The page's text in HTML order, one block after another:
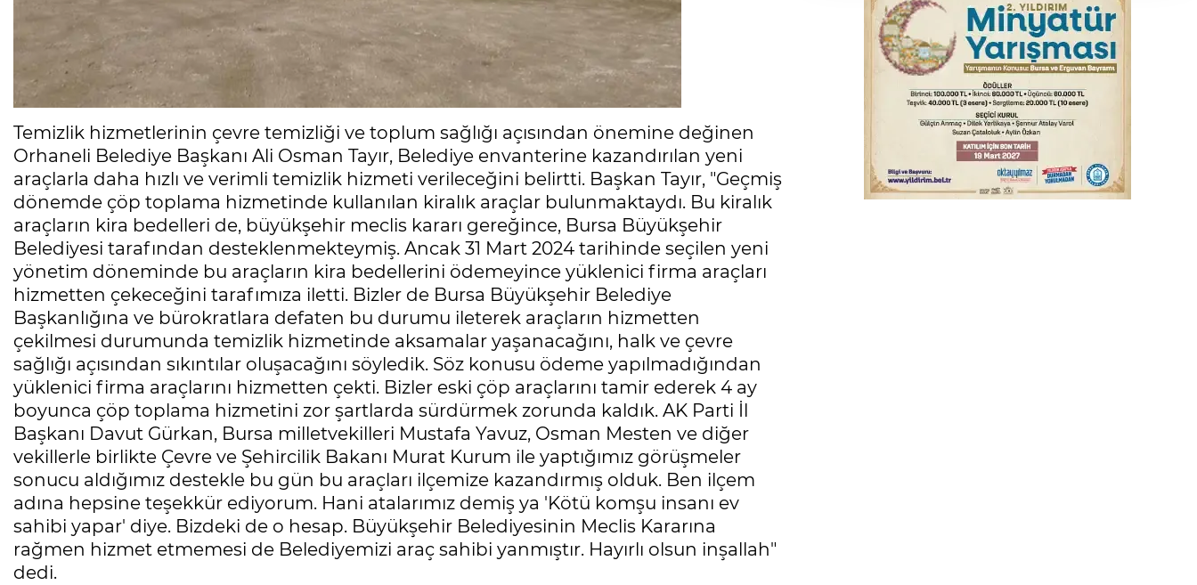
Temizlik hizmetlerinin çevre temizliği ve toplum sağlığı açısından önemine değinen
Orhaneli Belediye Başkanı Ali Osman Tayır, Belediye envanterine kazandırılan yeni
araçlarla daha hızlı ve verimli temizlik hizmeti verileceğini belirtti. Başkan Tayır, "Geçmiş
dönemde çöp toplama hizmetinde kullanılan kiralık araçlar bulunmaktaydı. Bu kiralık
araçların kira bedelleri de, büyükşehir meclis kararı gereğince, Bursa Büyükşehir
Belediyesi tarafından desteklenmekteymiş. Ancak 31 Mart 2024 tarihinde seçilen yeni
yönetim döneminde bu araçların kira bedellerini ödemeyince yüklenici firma araçları
hizmetten çekeceğini tarafımıza iletti. Bizler de Bursa Büyükşehir Belediye
Başkanlığına ve bürokratlara defaten bu durumu ileterek araçların hizmetten
çekilmesi durumunda temizlik hizmetinde aksamalar yaşanacağını, halk ve çevre
sağlığı açısından sıkıntılar oluşacağını söyledik. Söz konusu ödeme yapılmadığından
yüklenici firma araçlarını hizmetten çekti. Bizler eski çöp araçlarını tamir ederek 4 ay
boyunca çöp toplama hizmetini zor şartlarda sürdürmek zorunda kaldık. AK Parti İl
Başkanı Davut Gürkan, Bursa milletvekilleri Mustafa Yavuz, Osman Mesten ve diğer
vekillerle birlikte Çevre ve Şehircilik Bakanı Murat Kurum ile yaptığımız görüşmeler
sonucu aldığımız destekle bu gün bu araçları ilçemize kazandırmış olduk. Ben ilçem
adına hepsine teşekkür ediyorum. Hani atalarımız demiş ya 'Kötü komşu insanı ev
sahibi yapar' diye. Bizdeki de o hesap. Büyükşehir Belediyesinin Meclis Kararına
rağmen hizmet etmemesi de Belediyemizi araç sahibi yanmıştır. Hayırlı olsun inşallah"
dedi.
Başkan Dalgıç: Denizler halkındır
Bursa’da bugün hava nasıl olacak?
Bursa'da kontrolden çıkan araç orta
refüje çıktı